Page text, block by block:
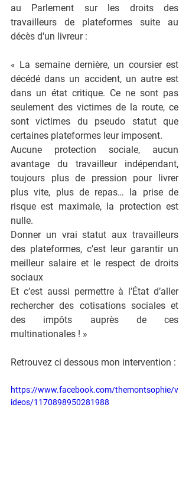
au Parlement sur les droits des
travailleurs de plateformes suite au
décès d'un livreur :
« La semaine dernière, un coursier est
décédé dans un accident, un autre est
dans un état critique. Ce ne sont pas
seulement des victimes de la route, ce
sont victimes du pseudo statut que
certaines plateformes leur imposent.
Aucune protection sociale, aucun
avantage du travailleur indépendant,
toujours plus de pression pour livrer
plus vite, plus de repas… la prise de
risque est maximale, la protection est
nulle.
Donner un vrai statut aux travailleurs
des plateformes, c’est leur garantir un
meilleur salaire et le respect de droits
sociaux
Et c’est aussi permettre à l’État d’aller
rechercher des cotisations sociales et
des impôts auprès de ces
multinationales ! »
Retrouvez ci dessous mon intervention :
https://www.facebook.com/themontsophie/v
ideos/1170898950281988